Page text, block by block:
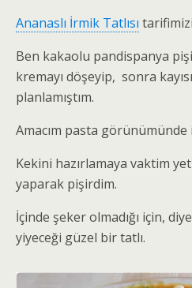
Ananaslı İrmik Tatlısı
Ben kakaolu pandispanya
kremayı döşeyip, sonra
planlamıştım.
Amacım pasta görünümünde
Kekini hazırlamaya vaktim
yaparak pişirdim.
İçinde şeker olmadığı için,
yiyeceği güzel bir tatlı.